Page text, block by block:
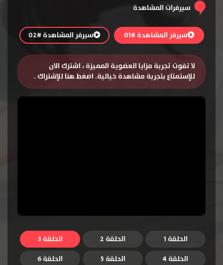
سيرفرات المشاهدة
سيرفر المشاهدة #01 سيرفر المشاهدة #02
لا تفوت تجربة مزايا العضوية المميزة ، اشترك الان
للإستمتاع بتجربة مشاهدة خيالية. اضغط هنا للإشتراك .
الحلقة 1 الحلقة 2
الحلقة 3
الحلقة 4
الحلقة 5 الحلقة 6